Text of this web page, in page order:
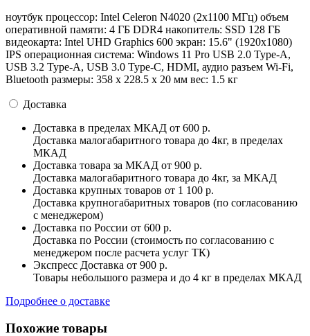
ноутбук процессор: Intel Celeron N4020 (2x1100 МГц) объем
оперативной памяти: 4 ГБ DDR4 накопитель: SSD 128 ГБ
видеокарта: Intel UHD Graphics 600 экран: 15.6" (1920х1080)
IPS операционная система: Windows 11 Pro USB 2.0 Type-A,
USB 3.2 Type-A, USB 3.0 Type-C, HDMI, аудио разъем Wi-Fi,
Bluetooth pазмеры: 358 x 228.5 x 20 мм вес: 1.5 кг
Доставка
Доставка в пределах МКАД от 600 р.
Доставка малогабаритного товара до 4кг, в пределах
МКАД
Доставка товара за МКАД от 900 р.
Доставка малогабаритного товара до 4кг, за МКАД
Доставка крупных товаров от 1 100 р.
Доставка крупногабаритных товаров (по согласованию
с менеджером)
Доставка по России от 600 р.
Доставка по России (стоимость по согласованию с
менеджером после расчета услуг ТК)
Экспресс Доставка от 900 р.
Товары небольшого размера и до 4 кг в пределах МКАД
Подробнее о доставке
Похожие товары